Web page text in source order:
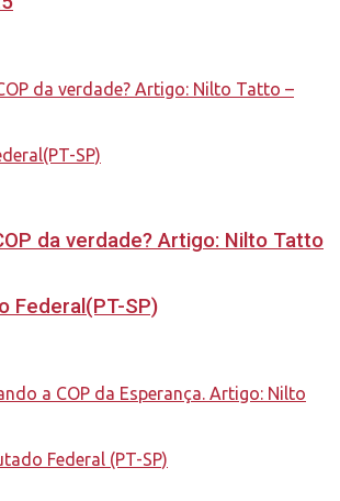
da verdade? Artigo: Nilto Tatto
Federal(PT-SP)